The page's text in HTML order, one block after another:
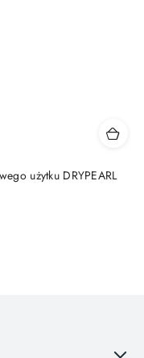
użytku DRYPEARL